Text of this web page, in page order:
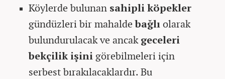
Köylerde bulunan sahipli köpekler
gündüzleri bir mahaldebağlıolarak
bulundurulacak ve ancakgeceleri
bekçilik işini görebilmeleri için
serbest bırakılacaklardır. Bu